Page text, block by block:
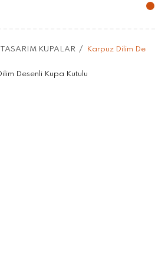
TASARIM KUPALAR Karpuz Dilim